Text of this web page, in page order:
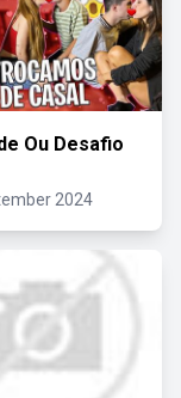
Ou Desafio
2024